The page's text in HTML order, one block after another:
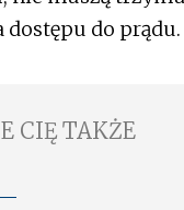
do prądu.
CIĘ TAKŻE